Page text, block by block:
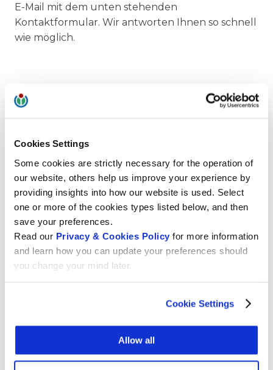
Cookies Settings
Some cookies are strictly necessary for the operation of
our website, others help us improve your experience by
providing insights into how our website is used. Select
one or more of the cookies types listed below, and then
save your preferences.
Read our Privacy & Cookies Policy for more information
and learn how you can update your preferences should
you change your mind later.
Cookie Settings
Allow all
E-Mail mit dem unten stehenden
Kontaktformular. Wir antworten Ihnen so schnell
wie möglich.
Unsere Postanschrift
Tel. +41 21 311 17 82, Montag bis Freitag, von 9 bis 17
Uhr, auf Englisch, Deutsch und Französisch.
Bitte beachten Sie:
Die oben genannte Adresse ist für Briefpost
gedacht.
Im Handelsregister ist Wikimedia CH unter der
Das Team von Wikimedia CH hat keine
Geschäftsstelle. Seit 2016 arbeitet das Team
virtuell zusammen.